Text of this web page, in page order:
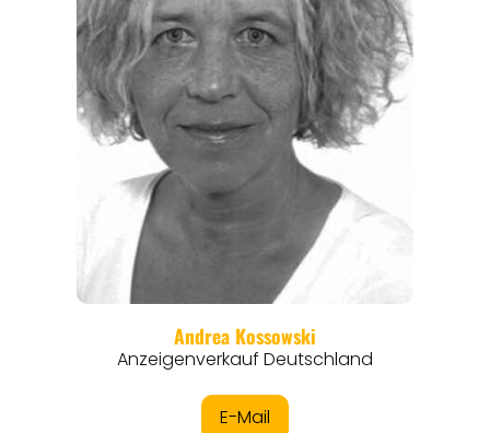
ORTE
EVENTS
REISEFÜHRER
REISEMAGAZINE
THEMEN
ANGEBOTE